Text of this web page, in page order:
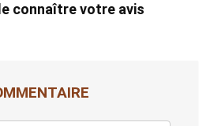
connaître votre avis